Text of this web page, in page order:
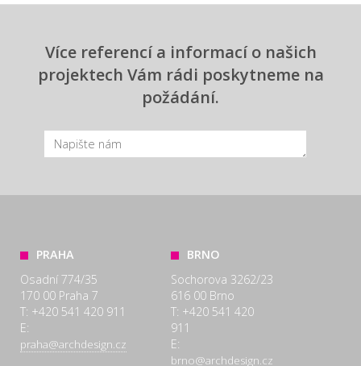
Více referencí a informací o našich
projektech Vám rádi poskytneme na
požádání.
PRAHA
Osadní 774/35
170 00 Praha 7
T: +420 541 420 911
E:
praha@archdesign.cz
BRNO
Sochorova 3262/23
616 00 Brno
T: +420 541 420
911
E:
brno@archdesign.cz